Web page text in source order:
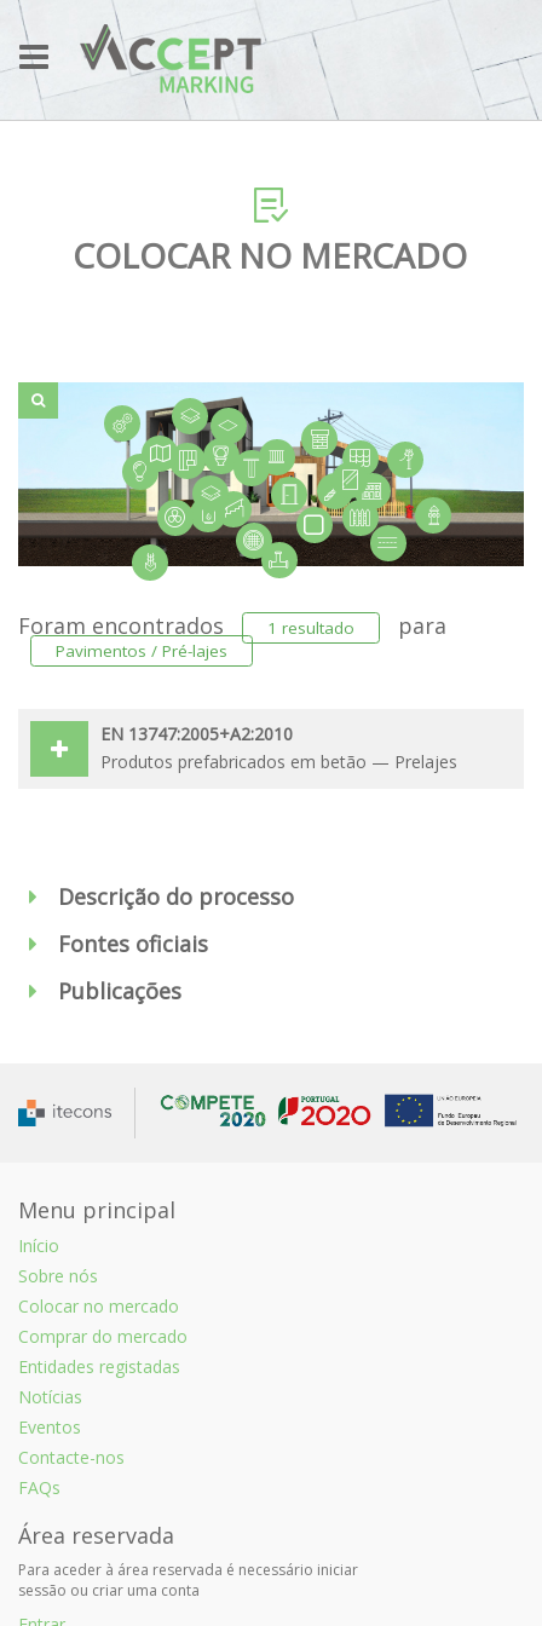
COLOCAR NO MERCADO
Foram encontrados 1 resultado para
Pavimentos / Pré-lajes
EN 13747:2005+A2:2010
Produtos prefabricados em betão — Prelajes
Descrição do processo
Fontes oficiais
Publicações
Menu principal
Início
Sobre nós
Colocar no mercado
Comprar do mercado
Entidades registadas
Notícias
Eventos
Contacte-nos
FAQs
Área reservada
Para aceder à área reservada é necessário iniciar
sessão ou criar uma conta